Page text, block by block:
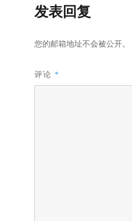
发表回复
您的邮箱地址不会被公开。
评论 *